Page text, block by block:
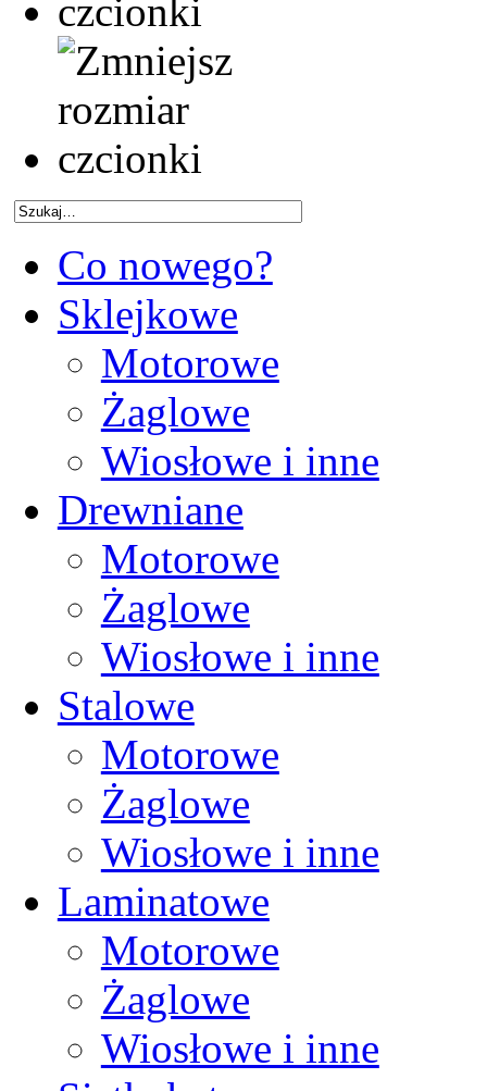
Co nowego?
Sklejkowe
Motorowe
Żaglowe
Wiosłowe i inne
Drewniane
Motorowe
Żaglowe
Wiosłowe i inne
Stalowe
Motorowe
Żaglowe
Wiosłowe i inne
Laminatowe
Motorowe
Żaglowe
Wiosłowe i inne